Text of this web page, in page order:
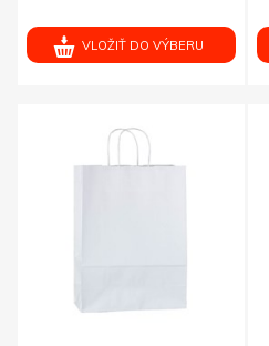
VLOŽIŤ DO VÝBERU